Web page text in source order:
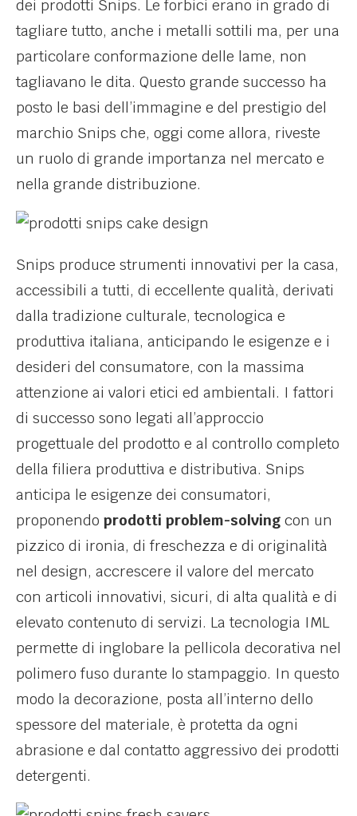
dei prodotti Snips. Le forbici erano in grado di
tagliare tutto, anche i metalli sottili ma, per una
particolare conformazione delle lame, non
tagliavano le dita. Questo grande successo ha
posto le basi dell’immagine e del prestigio del
marchio Snips che, oggi come allora, riveste
un ruolo di grande importanza nel mercato e
nella grande distribuzione.
Snips produce strumenti innovativi per la casa,
accessibili a tutti, di eccellente qualità, derivati
dalla tradizione culturale, tecnologica e
produttiva italiana, anticipando le esigenze e i
desideri del consumatore, con la massima
attenzione ai valori etici ed ambientali. I fattori
di successo sono legati all’approccio
progettuale del prodotto e al controllo completo
della filiera produttiva e distributiva. Snips
anticipa le esigenze dei consumatori,
proponendo prodotti problem-solving con un
pizzico di ironia, di freschezza e di originalità
nel design, accrescere il valore del mercato
con articoli innovativi, sicuri, di alta qualità e di
elevato contenuto di servizi. La tecnologia IML
permette di inglobare la pellicola decorativa nel
polimero fuso durante lo stampaggio. In questo
modo la decorazione, posta all’interno dello
spessore del materiale, è protetta da ogni
abrasione e dal contatto aggressivo dei prodotti
detergenti.